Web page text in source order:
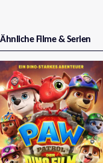
Ähnliche Filme & Serien